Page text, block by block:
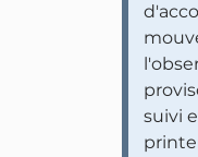
suivi